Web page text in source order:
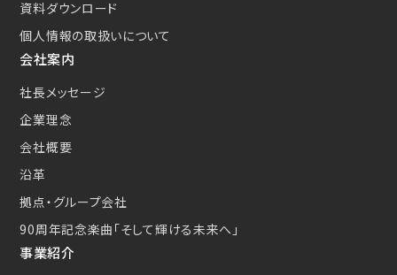
資料ダウンロード
個人情報の取扱いについて
会社案内
社長メッセージ
企業理念
会社概要
沿革
拠点・グループ会社
90周年記念楽曲 「そして輝ける未来へ」
事業紹介